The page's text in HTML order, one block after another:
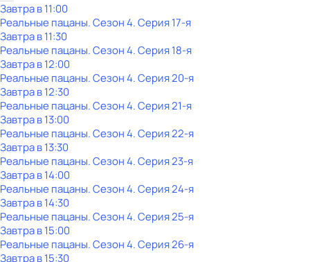
Завтра в 11:00
Реальные пацаны. Сезон 4. Серия 17-я
Завтра в 11:30
Реальные пацаны. Сезон 4. Серия 18-я
Завтра в 12:00
Реальные пацаны. Сезон 4. Серия 20-я
Завтра в 12:30
Реальные пацаны. Сезон 4. Серия 21-я
Завтра в 13:00
Реальные пацаны. Сезон 4. Серия 22-я
Завтра в 13:30
Реальные пацаны. Сезон 4. Серия 23-я
Завтра в 14:00
Реальные пацаны. Сезон 4. Серия 24-я
Завтра в 14:30
Реальные пацаны. Сезон 4. Серия 25-я
Завтра в 15:00
Реальные пацаны. Сезон 4. Серия 26-я
Завтра в 15:30